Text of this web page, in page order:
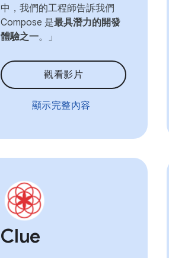
中，我們的工程師告訴我們
Compose 是最具潛力的開發
體驗之一。」
觀看影片
顯示完整內容
Clue